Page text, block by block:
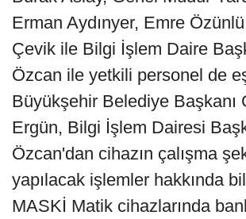
Erman Aydınyer, Emre
Çevik ile Bilgi İşlem Daire
Özcan ile yetkili personel de
Büyükşehir Belediye Başkanı
Ergün, Bilgi İşlem Dairesi
Özcan'dan cihazın çalışma
yapılacak işlemler hakkında
MASKİ Matik cihazlarında